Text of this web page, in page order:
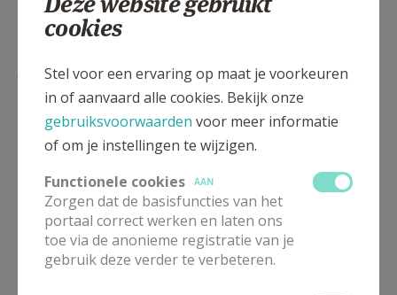
Lees meer
cookies
Stel voor een ervaring op maat je voorkeuren
in of aanvaard alle cookies. Bekijk onze
gebruiksvoorwaarden voor meer informatie
of om je instellingen te wijzigen.
Functionele cookies
AAN
Zorgen dat de basisfuncties van het
portaal correct werken en laten ons
toe via de anonieme registratie van je
gebruik deze verder te verbeteren.